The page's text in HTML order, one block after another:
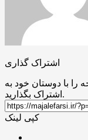
اشتراک گذاری
را با دوستان خود به
اشتراک بگذارید.
کپی لینک